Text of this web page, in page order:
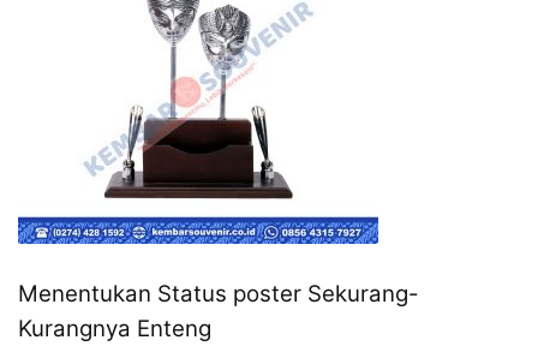
Menentukan Status poster Sekurang-
Kurangnya Enteng